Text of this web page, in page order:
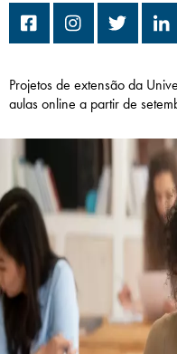
Campi/Unidades
Conclua sua Matrícula
INSCREVA-SE
ÁREA DO ALUNO
Projetos de extensão da
aulas online a partir de